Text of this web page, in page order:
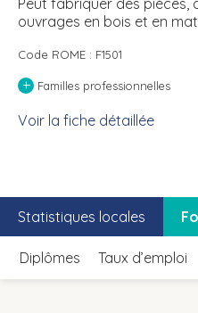
Peut fabriquer des pièces,
ouvrages en bois et en
Code ROME : F1501
+ Familles professionnelles
Voir la fiche détaillée
Statistiques locales
Diplômes Taux d’emploi